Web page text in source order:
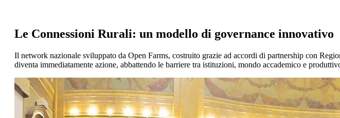
Le Connessioni Rurali: un modello di governance innovativo
Il network nazionale sviluppato da Open Farms, costruito grazie ad accordi di partnership con
diventa immediatamente azione, abbattendo le barriere tra istituzioni, mondo accademico e